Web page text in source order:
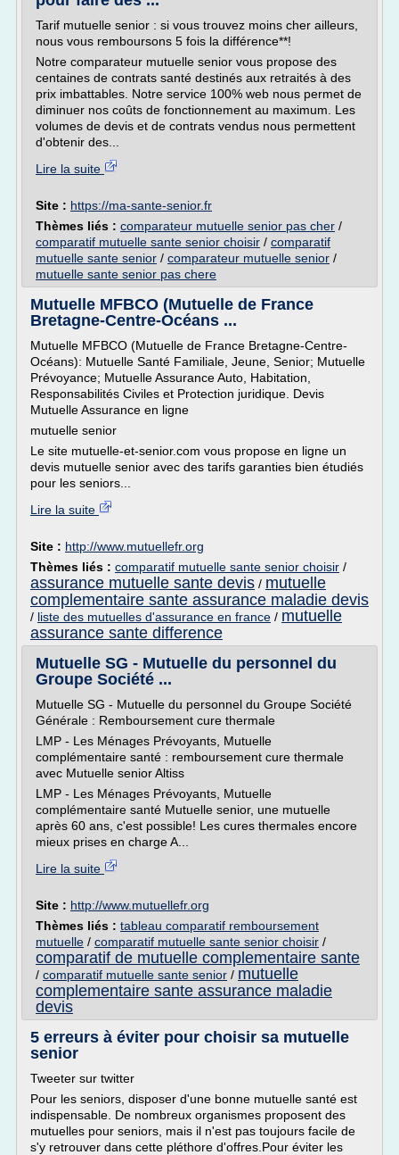
Tarif mutuelle senior : si vous trouvez moins cher ailleurs,
nous vous remboursons 5 fois la différence**!
Notre comparateur mutuelle senior vous propose des
centaines de contrats santé destinés aux retraités à des
prix imbattables. Notre service 100% web nous permet de
diminuer nos coûts de fonctionnement au maximum. Les
volumes de devis et de contrats vendus nous permettent
d'obtenir des...
Lire la suite
Site : https://ma-sante-senior.fr
Thèmes liés : comparateur mutuelle senior pas cher /
comparatif mutuelle sante senior choisir / comparatif
mutuelle sante senior / comparateur mutuelle senior /
mutuelle sante senior pas chere
Mutuelle MFBCO (Mutuelle de France
Bretagne-Centre-Océans ...
Mutuelle MFBCO (Mutuelle de France Bretagne-Centre-
Océans): Mutuelle Santé Familiale, Jeune, Senior; Mutuelle
Prévoyance; Mutuelle Assurance Auto, Habitation,
Responsabilités Civiles et Protection juridique. Devis
Mutuelle Assurance en ligne
mutuelle senior
Le site mutuelle-et-senior.com vous propose en ligne un
devis mutuelle senior avec des tarifs garanties bien étudiés
pour les seniors...
Lire la suite
Site : http://www.mutuellefr.org
Thèmes liés : comparatif mutuelle sante senior choisir /
assurance mutuelle sante devis / mutuelle
complementaire sante assurance maladie devis
/ liste des mutuelles d'assurance en france / mutuelle
assurance sante difference
Mutuelle SG - Mutuelle du personnel du
Groupe Société ...
Mutuelle SG - Mutuelle du personnel du Groupe Société
Générale : Remboursement cure thermale
LMP - Les Ménages Prévoyants, Mutuelle
complémentaire santé : remboursement cure thermale
avec Mutuelle senior Altiss
LMP - Les Ménages Prévoyants, Mutuelle
complémentaire santé Mutuelle senior, une mutuelle
après 60 ans, c'est possible! Les cures thermales encore
mieux prises en charge A...
Lire la suite
Site : http://www.mutuellefr.org
Thèmes liés : tableau comparatif remboursement
mutuelle / comparatif mutuelle sante senior choisir /
comparatif de mutuelle complementaire sante
/ comparatif mutuelle sante senior / mutuelle
complementaire sante assurance maladie
devis
5 erreurs à éviter pour choisir sa mutuelle
senior
Tweeter sur twitter
Pour les seniors, disposer d'une bonne mutuelle santé est
indispensable. De nombreux organismes proposent des
mutuelles pour seniors, mais il n'est pas toujours facile de
s'y retrouver dans cette pléthore d'offres.Pour éviter les